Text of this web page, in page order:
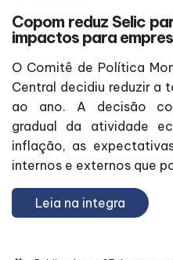
Copom reduz Selic
impactos para
O Comitê de Política
Central decidiu reduzir a
ao ano. A decisão
gradual da atividade
inflação, as
internos e externos que
Leia na integra